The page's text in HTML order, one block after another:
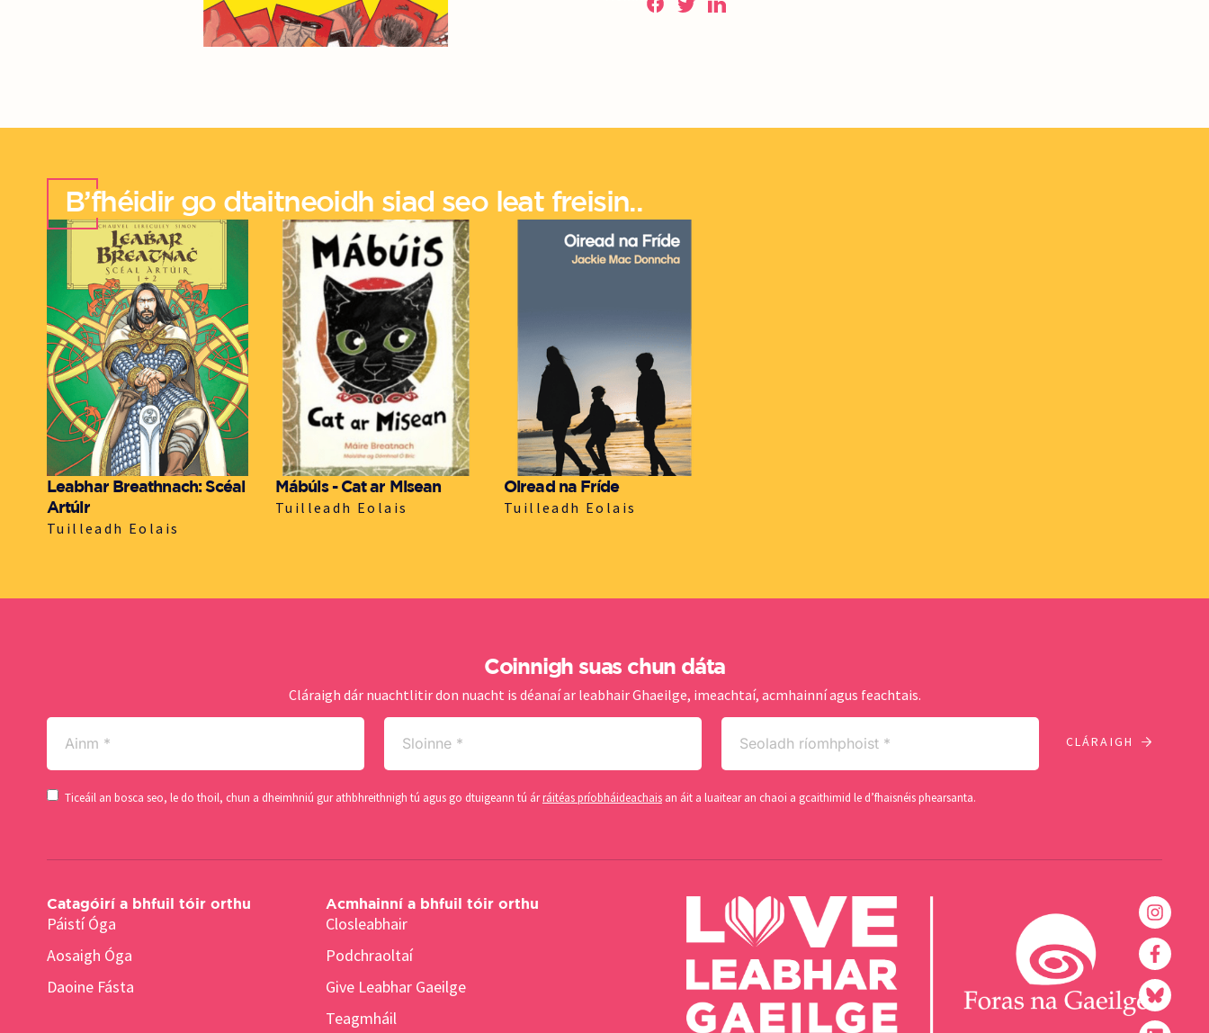
B’fhéidir go dtaitneoidh siad seo leat freisin..
Leabhar Breathnach: Scéal
Artúir
Tuilleadh Eolais
Mábúis - Cat ar Misean
Tuilleadh Eolais
Oiread na Fríde
Tuilleadh Eolais
Coinnigh suas chun dáta
Cláraigh dár nuachtlitir don nuacht is déanaí ar leabhair Ghaeilge, imeachtaí, acmhainní agus feachtais.
Ainm
(Required)
Sloinne
(Required)
Seoladh
ríomhphoist
(Required)
Consent
Ticeáil an bosca seo, le do thoil, chun a dheimhniú gur athbhreithnigh tú agus go dtuigeann tú árráitéas príobháideachais an áit a luaitear an chaoi a gcaithimid le d’fhaisnéis phearsanta.
Catagóirí a bhfuil tóir orthu
Páistí Óga
Aosaigh Óga
Daoine Fásta
Acmhainní a bhfuil tóir orthu
Closleabhair
Podchraoltaí
Give Leabhar Gaeilge
Teagmháil